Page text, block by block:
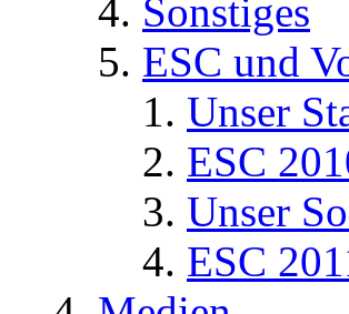
Sonstiges
ESC und
Unser
ESC
Unser
ESC